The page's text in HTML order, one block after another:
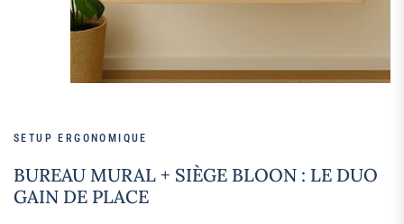
SETUP ERGONOMIQUE
BUREAU MURAL + SIÈGE BLOON : LE DUO
GAIN DE PLACE